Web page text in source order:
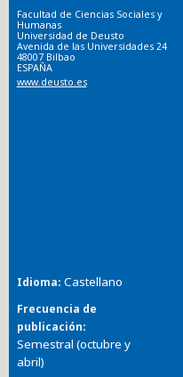
Facultad de Ciencias Sociales y
Humanas
Universidad de Deusto
Avenida de las Universidades 24
48007 Bilbao
ESPAÑA
www.deusto.es
Idioma Castellano
Frecuencia de
publicación
Semestral (octubre y
abril)